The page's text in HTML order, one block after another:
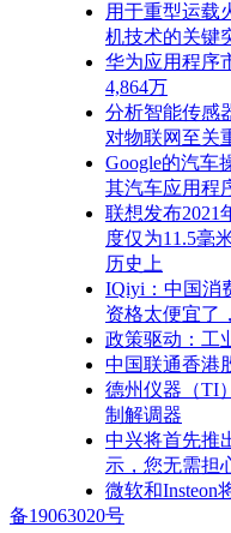
用于重型运载
机技术的关键
华为应用程序
4,864万
分析智能传感
对物联网至关
Google的汽车
其汽车应用程
联想发布2021
度仅为11.5毫
历史上
IQiyi：中国消
资格太便宜了
政策驱动：工
中国联通香港
德州仪器（TI
制解调器
中兴将首先推
示，您无需担
微软和Insteon
备19063020号